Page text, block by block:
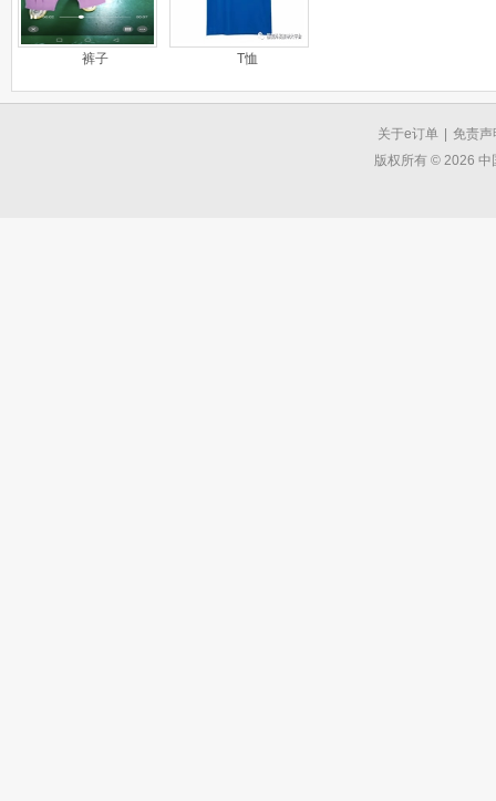
裤子 T恤
关于e订单
免责声
版权所有 © 2026